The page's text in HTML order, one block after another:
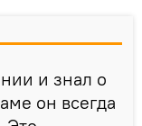
и знал о
он всегда